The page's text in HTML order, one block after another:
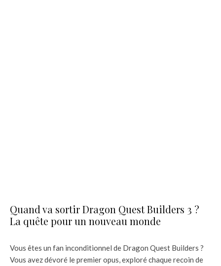
Quand va sortir Dragon Quest Builders 3 ?
La quête pour un nouveau monde
Vous êtes un fan inconditionnel de Dragon Quest Builders ?
Vous avez dévoré le premier opus, exploré chaque recoin de